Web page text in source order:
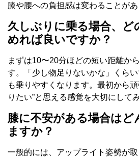
膝や腰への負担感は変わることがあ
久しぶりに乗る場合、ど
めれば良いですか？
まずは10〜20分ほどの短い距離か
す。「少し物足りないかな」くら
も乗りやすくなります。最初から
りたい”と思える感覚を大切にして
膝に不安がある場合はど
ますか？
一般的には、アップライト姿勢が